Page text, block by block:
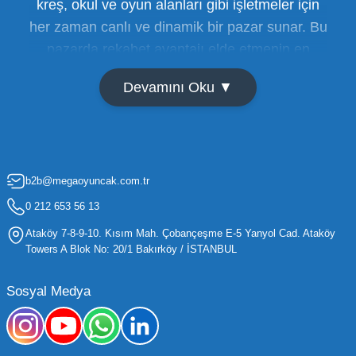
kreş, okul ve oyun alanları gibi işletmeler için
her zaman canlı ve dinamik bir pazar sunar. Bu
pazarda rekabet avantajı elde etmenin en
temel yolu ise doğru tedarikçiyi bulmaktan
geçer. Toptan oyuncak satışı süreçlerinde
hızla değişen trendlere sahip olduğu için,
işletmelerin stoklarını güncel tutması ve her
yaş grubuna hitap eden ürünleri bünyesinde
barındırması gerekir.
Mega Oyuncak olarak sunduğumuz geniş ürün
yelpazesiyle, işletmenizin ihtiyacı olan tüm
kategorilerde profesyonel çözümler üretiyoruz.
Devamını Oku ▼
b2b@megaoyuncak.com.tr
0 212 653 56 13
Ataköy 7-8-9-10. Kısım Mah. Çobançeşme E-5 Yanyol Cad. Ataköy
Towers A Blok No: 20/1 Bakırköy / İSTANBUL
Sosyal Medya